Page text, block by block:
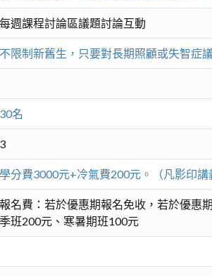
每週課程討論區議題討論互動
不限制新舊生，只要對長期照顧或失智症
30名
3
學分費3000元+冷氣費200元。（凡影印
報名費：若於優惠期報名免收，若於優惠
季班200元、寒暑期班100元